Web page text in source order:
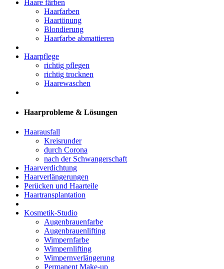
Haare färben
Haarfarben
Haartönung
Blondierung
Haarfarbe abmattieren
Haarpflege
richtig pflegen
richtig trocknen
Haarewaschen
Haarprobleme & Lösungen
Haarausfall
Kreisrunder
durch Corona
nach der Schwangerschaft
Haarverdichtung
Haarverlängerungen
Perücken und Haarteile
Haartransplantation
Kosmetik-Studio
Augenbrauenfarbe
Augenbrauenlifting
Wimpernfarbe
Wimpernlifting
Wimpernverlängerung
Permanent Make-up